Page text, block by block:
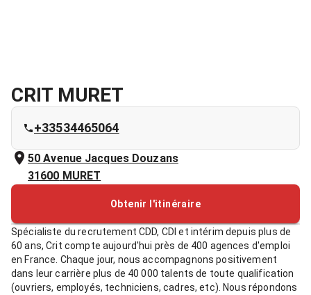
CRIT MURET
+33534465064
50 Avenue Jacques Douzans
31600 MURET
Obtenir l'itinéraire
Spécialiste du recrutement CDD, CDI et intérim depuis plus de
60 ans, Crit compte aujourd'hui près de 400 agences d'emploi
en France. Chaque jour, nous accompagnons positivement
dans leur carrière plus de 40 000 talents de toute qualification
(ouvriers, employés, techniciens, cadres, etc). Nous répondons